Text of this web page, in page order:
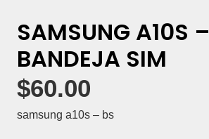
SAMSUNG A10S –
BANDEJA SIM
$60.00
samsung a10s – bs